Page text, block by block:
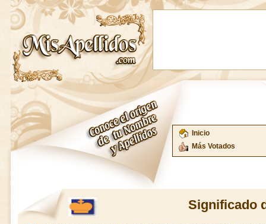
Inicio
Más Votados
Significado